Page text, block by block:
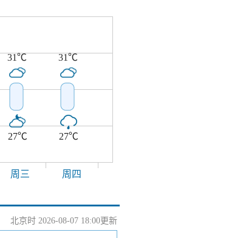
31℃
27℃
31℃
27℃
周三 周四
北京时 2026-08-07 18:00更新